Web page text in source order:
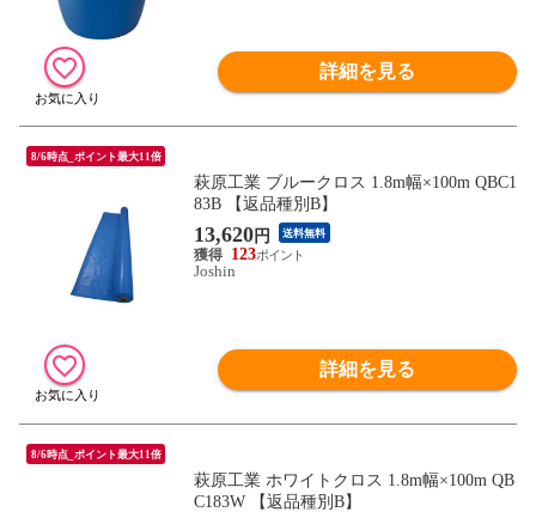
詳細を見る
8/6時点_ポイント最大11倍
萩原工業 ブルークロス 1.8m幅×100m QBC1
83B 【返品種別B】
13,620円 送料無料
123
Joshin
詳細を見る
8/6時点_ポイント最大11倍
萩原工業 ホワイトクロス 1.8m幅×100m QB
C183W 【返品種別B】